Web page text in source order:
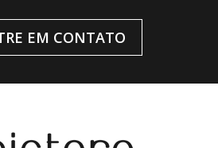
EM CONTATO